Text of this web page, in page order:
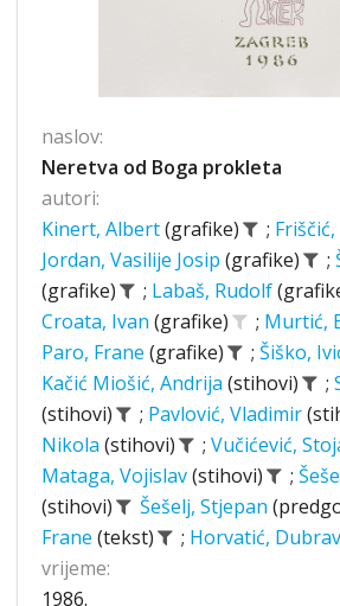
naslov:
Neretva od Boga prokleta
autori:
Kinert, Albert(grafike) ;
Jordan, Vasilije Josip (grafike) ;
(grafike)
; Labaš, Rudolf
Croata, Ivan (grafike) ; Murtić,
Paro, Frane (grafike) ; Šiško,
Kačić Miošić, Andrija (stihovi) ;
(stihovi)
; Pavlović, Vladimir
Nikola (stihovi) ; Vučićević,
Mataga, Vojislav(stihovi) ;
(stihovi)
Šešelj, Stjepan
Frane (tekst) ; Horvatić,
vrijeme:
1986.